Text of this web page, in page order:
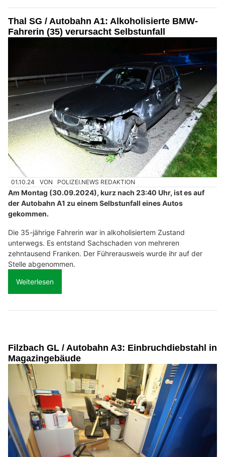
Thal SG / Autobahn A1: Alkoholisierte BMW-
Fahrerin (35) verursacht Selbstunfall
01.10.24 VON POLIZEI.NEWS REDAKTION
Am Montag (30.09.2024), kurz nach 23:40 Uhr, ist es auf
der Autobahn A1 zu einem Selbstunfall eines Autos
gekommen.
Die 35-jährige Fahrerin war in alkoholisiertem Zustand
unterwegs. Es entstand Sachschaden von mehreren
zehntausend Franken. Der Führerausweis wurde ihr auf der
Stelle abgenommen.
Weiterlesen
Filzbach GL / Autobahn A3: Einbruchdiebstahl in
Magazingebäude